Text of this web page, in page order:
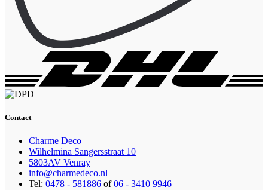
Contact
Charme Deco
Wilhelmina Sangersstraat 10
5803AV Venray
info@charmedeco.nl
Tel: 0478 - 581886 of06 - 3410 9946